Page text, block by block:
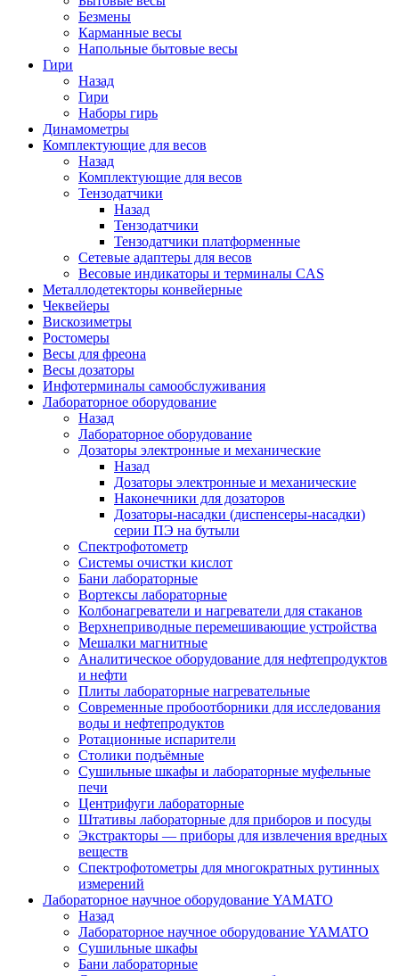
Безмены
Карманные весы
Напольные бытовые весы
Гири
Назад
Гири
Наборы гирь
Динамометры
Комплектующие для весов
Назад
Комплектующие для весов
Тензодатчики
Назад
Тензодатчики
Тензодатчики платформенные
Сетевые адаптеры для весов
Весовые индикаторы и терминалы CAS
Металлодетекторы конвейерные
Чеквейеры
Вискозиметры
Ростомеры
Весы для фреона
Весы дозаторы
Инфотерминалы самообслуживания
Лабораторное оборудование
Назад
Лабораторное оборудование
Дозаторы электронные и механические
Назад
Дозаторы электронные и механические
Наконечники для дозаторов
Дозаторы-насадки (диспенсеры-насадки)
серии ПЭ на бутыли
Спектрофотометр
Системы очистки кислот
Бани лабораторные
Вортексы лабораторные
Колбонагреватели и нагреватели для стаканов
Верхнеприводные перемешивающие устройства
Мешалки магнитные
Аналитическое оборудование для нефтепродуктов
и нефти
Плиты лабораторные нагревательные
Современные пробоотборники для исследования
воды и нефтепродуктов
Ротационные испарители
Столики подъёмные
Сушильные шкафы и лабораторные муфельные
печи
Центрифуги лабораторные
Штативы лабораторные для приборов и посуды
Экстракторы — приборы для извлечения вредных
веществ
Спектрофотометры для многократных рутинных
измерений
Лабораторное научное оборудование YAMATO
Назад
Лабораторное научное оборудование YAMATO
Сушильные шкафы
Бани лабораторные